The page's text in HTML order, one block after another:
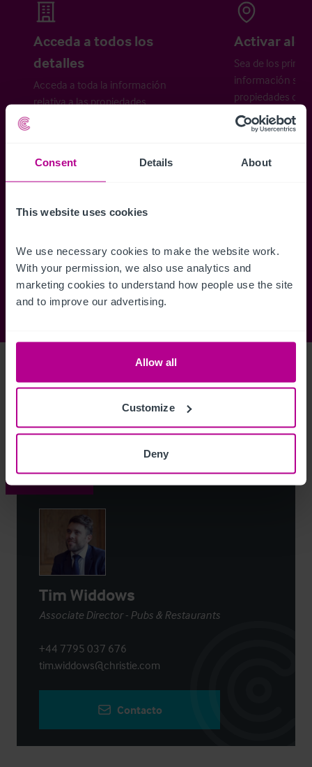
Consent Details About
This website uses cookies
We use necessary cookies to make the website work.
With your permission, we also use analytics and
marketing cookies to understand how people use the site
and to improve our advertising.
Allow all
Customize
Deny
Acceda a todos los
detalles
Acceda a toda la información
relativa a las propiedades
Activar
Sea de los
información
propiedades
cómo desea
Regístrese ahora
to view full details
Contacto
Tim Widdows
Associate Director - Pubs & Restaurants
+44 7795 037 676
tim.widdows@christie.com
Contacto